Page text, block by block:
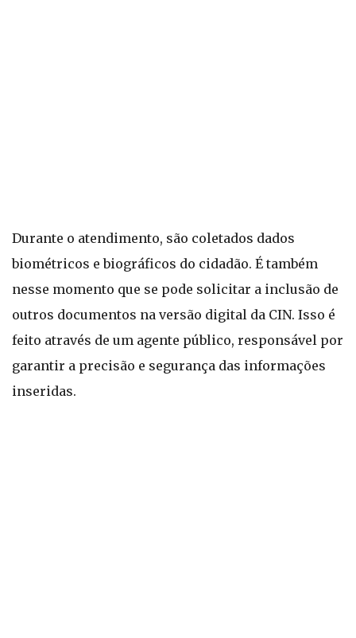
Durante o atendimento, são coletados dados
biométricos e biográficos do cidadão. É também
nesse momento que se pode solicitar a inclusão de
outros documentos na versão digital da CIN. Isso é
feito através de um agente público, responsável por
garantir a precisão e segurança das informações
inseridas.